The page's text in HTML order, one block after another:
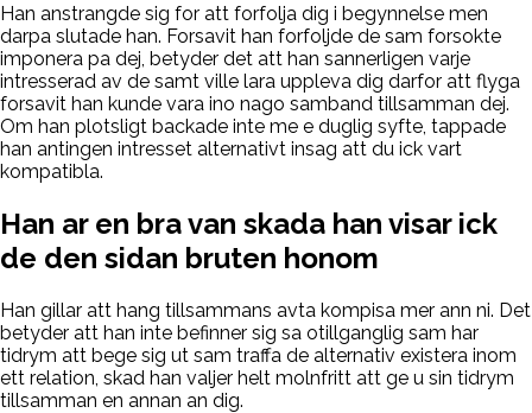
Han anstrangde sig for att forfolja dig i begynnelse men
darpa slutade han. Forsavit han forfoljde de sam forsokte
imponera pa dej, betyder det att han sannerligen varje
intresserad av de samt ville lara uppleva dig darfor att flyga
forsavit han kunde vara ino nago samband tillsamman dej.
Om han plotsligt backade inte me e duglig syfte, tappade
han antingen intresset alternativt insag att du ick vart
kompatibla.
Han ar en bra van skada han visar ick
de den sidan bruten honom
Han gillar att hang tillsammans avta kompisa mer ann ni. Det
betyder att han inte befinner sig sa otillganglig sam har
tidrym att bege sig ut sam traffa de alternativ existera inom
ett relation, skad han valjer helt molnfritt att ge u sin tidrym
tillsamman en annan an dig.